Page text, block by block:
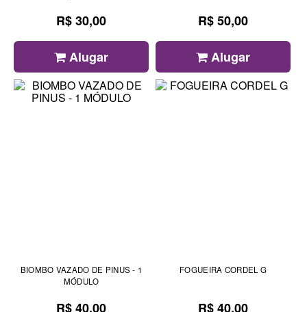
R$ 30,00
Alugar
R$ 50,00
Alugar
BIOMBO VAZADO DE PINUS - 1
MÓDULO
R$ 40,00
FOGUEIRA CORDEL G
R$ 40,00